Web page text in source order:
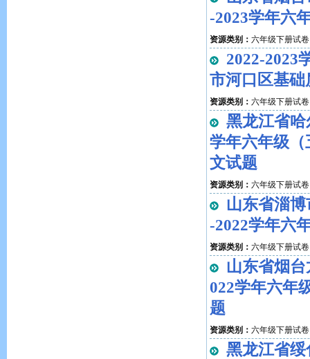
-2023学年六
资源类别： 六年级下册试卷
2022-2023
市河口区基
资源类别： 六年级下册试卷
黑龙江省哈
学年六年级
文试题
资源类别： 六年级下册试卷
山东省淄
-2022学年六
资源类别： 六年级下册试卷
山东省烟
022学年六年
题
资源类别： 六年级下册试卷
黑龙江省绥